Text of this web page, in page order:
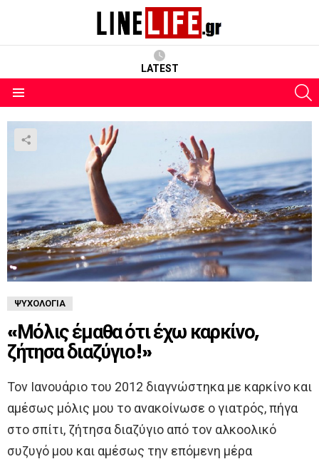
LATEST
ΨΥΧΟΛΟΓΊΑ
«Μόλις έμαθα ότι έχω καρκίνο,
ζήτησα διαζύγιο!»
Τον Ιανουάριο του 2012 διαγνώστηκα με καρκίνο και
αμέσως μόλις μου το ανακοίνωσε ο γιατρός, πήγα
στο σπίτι, ζήτησα διαζύγιο από τον αλκοολικό
συζυγό μου και αμέσως την επόμενη μέρα